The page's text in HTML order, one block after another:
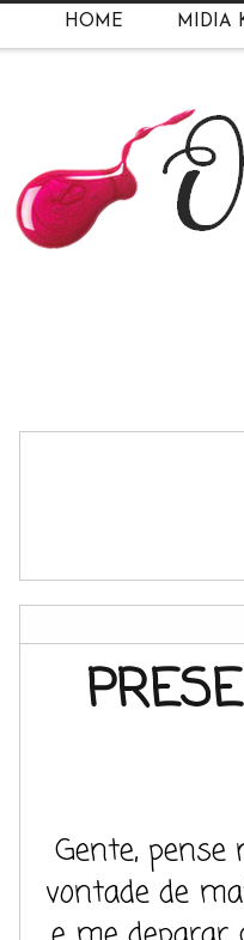
HOME MIDIA
Gente, pense
vontade de